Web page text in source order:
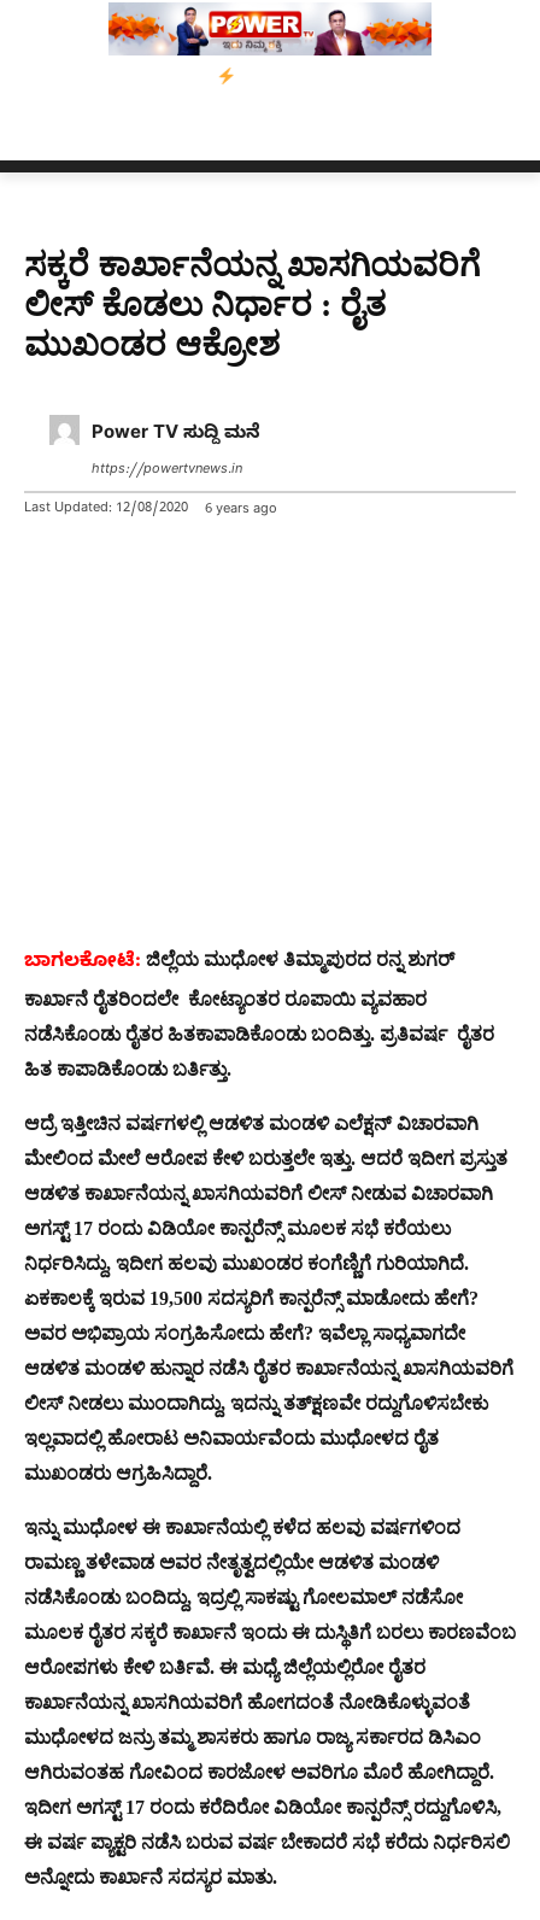
ನ್ಯೂಸ್ ಕಾರ್ಪ್‌ಗೆ ಎಐಯಿಂದ ಸಂಕಷ್ಟ: ಆಸ್ಟ್ರೇಲಿಯಾದಲ್ಲಿ
ಸಕ್ಕರೆ ಕಾರ್ಖಾನೆಯನ್ನ ಖಾಸಗಿಯವರಿಗೆ
ಲೀಸ್ ಕೊಡಲು ನಿರ್ಧಾರ : ರೈತ
ಮುಖಂಡರ ಆಕ್ರೋಶ
Power TV ಸುದ್ದಿ ಮನೆ
https://powertvnews.in
Last Updated: 12/08/2020 6 years ago
ಬಾಗಲಕೋಟೆ: ಜಿಲ್ಲೆಯ ಮುಧೋಳ ತಿಮ್ಮಾಪುರದ ರನ್ನ ಶುಗರ್
ಕಾರ್ಖಾನೆ ರೈತರಿಂದಲೇ ಕೋಟ್ಯಾಂತರ ರೂಪಾಯಿ ವ್ಯವಹಾರ
ನಡೆಸಿಕೊಂಡು ರೈತರ ಹಿತಕಾಪಾಡಿಕೊಂಡು ಬಂದಿತ್ತು. ಪ್ರತಿವರ್ಷ ರೈತರ
ಹಿತ ಕಾಪಾಡಿಕೊಂಡು ಬರ್ತಿತ್ತು.
ಆದ್ರೆ ಇತ್ತೀಚಿನ ವರ್ಷಗಳಲ್ಲಿ ಆಡಳಿತ ಮಂಡಳಿ ಎಲೆಕ್ಷನ್ ವಿಚಾರವಾಗಿ
ಮೇಲಿಂದ ಮೇಲೆ ಆರೋಪ ಕೇಳಿ ಬರುತ್ತಲೇ ಇತ್ತು. ಆದರೆ ಇದೀಗ ಪ್ರಸ್ತುತ
ಆಡಳಿತ ಕಾರ್ಖಾನೆಯನ್ನ ಖಾಸಗಿಯವರಿಗೆ ಲೀಸ್ ನೀಡುವ ವಿಚಾರವಾಗಿ
ಅಗಸ್ಟ್ 17 ರಂದು ವಿಡಿಯೋ ಕಾನ್ಪರೆನ್ಸ್ ಮೂಲಕ ಸಭೆ ಕರೆಯಲು
ನಿರ್ಧರಿಸಿದ್ದು, ಇದೀಗ ಹಲವು ಮುಖಂಡರ ಕಂಗೆಣ್ಣಿಗೆ ಗುರಿಯಾಗಿದೆ.
ಏಕಕಾಲಕ್ಕೆ ಇರುವ 19,500 ಸದಸ್ಯರಿಗೆ ಕಾನ್ಪರೆನ್ಸ್ ಮಾಡೋದು ಹೇಗೆ?
ಅವರ ಅಭಿಪ್ರಾಯ ಸಂಗ್ರಹಿಸೋದು ಹೇಗೆ? ಇವೆಲ್ಲಾ ಸಾಧ್ಯವಾಗದೇ
ಆಡಳಿತ ಮಂಡಳಿ ಹುನ್ನಾರ ನಡೆಸಿ ರೈತರ ಕಾರ್ಖಾನೆಯನ್ನ ಖಾಸಗಿಯವರಿಗೆ
ಲೀಸ್ ನೀಡಲು ಮುಂದಾಗಿದ್ದು, ಇದನ್ನು ತತ್‌ಕ್ಷಣವೇ ರದ್ದುಗೊಳಿಸಬೇಕು
ಇಲ್ಲವಾದಲ್ಲಿ ಹೋರಾಟ ಅನಿವಾರ್ಯವೆಂದು ಮುಧೋಳದ ರೈತ
ಮುಖಂಡರು ಆಗ್ರಹಿಸಿದ್ದಾರೆ.
ಇನ್ನು ಮುಧೋಳ ಈ ಕಾರ್ಖಾನೆಯಲ್ಲಿ ಕಳೆದ ಹಲವು ವರ್ಷಗಳಿಂದ
ರಾಮಣ್ಣ ತಳೇವಾಡ ಅವರ ನೇತೃತ್ವದಲ್ಲಿಯೇ ಆಡಳಿತ ಮಂಡಳಿ
ನಡೆಸಿಕೊಂಡು ಬಂದಿದ್ದು, ಇದ್ರಲ್ಲಿ ಸಾಕಷ್ಟು ಗೋಲಮಾಲ್ ನಡೆಸೋ
ಮೂಲಕ ರೈತರ ಸಕ್ಕರೆ ಕಾರ್ಖಾನೆ ಇಂದು ಈ ದುಸ್ಥಿತಿಗೆ ಬರಲು ಕಾರಣವೆಂಬ
ಆರೋಪಗಳು ಕೇಳಿ ಬರ್ತಿವೆ. ಈ ಮಧ್ಯೆ ಜಿಲ್ಲೆಯಲ್ಲಿರೋ ರೈತರ
ಕಾರ್ಖಾನೆಯನ್ನ ಖಾಸಗಿಯವರಿಗೆ ಹೋಗದಂತೆ ನೋಡಿಕೊಳ್ಳುವಂತೆ
ಮುಧೋಳದ ಜನ್ರು ತಮ್ಮ ಶಾಸಕರು ಹಾಗೂ ರಾಜ್ಯ ಸರ್ಕಾರದ ಡಿಸಿಎಂ
ಆಗಿರುವಂತಹ ಗೋವಿಂದ ಕಾರಜೋಳ ಅವರಿಗೂ ಮೊರೆ ಹೋಗಿದ್ದಾರೆ.
ಇದೀಗ ಅಗಸ್ಟ್ 17 ರಂದು ಕರೆದಿರೋ ವಿಡಿಯೋ ಕಾನ್ಪರೆನ್ಸ್ ರದ್ದುಗೊಳಿಸಿ,
ಈ ವರ್ಷ ಪ್ಯಾಕ್ಟರಿ ನಡೆಸಿ ಬರುವ ವರ್ಷ ಬೇಕಾದರೆ ಸಭೆ ಕರೆದು ನಿರ್ಧರಿಸಲಿ
ಅನ್ನೋದು ಕಾರ್ಖಾನೆ ಸದಸ್ಯರ ಮಾತು.